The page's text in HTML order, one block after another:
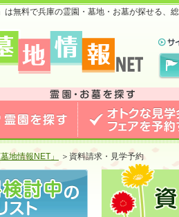
は無料で兵庫の霊園・墓地・お墓が探せる
ら兵庫墓地情報NET 兵庫で最安
掲載中！
する
地情報NET」 ＞ 資料請求・見学予約